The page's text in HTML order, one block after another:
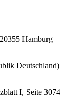
Hamburg
Deutschland)
I, Seite 3074